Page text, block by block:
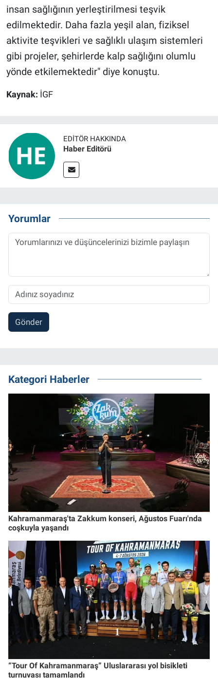
insan sağlığının yerleştirilmesi teşvik
edilmektedir. Daha fazla yeşil alan, fiziksel
aktivite teşvikleri ve sağlıklı ulaşım sistemleri
gibi projeler, şehirlerde kalp sağlığını olumlu
yönde etkilemektedir" diye konuştu.
Kaynak: İGF
EDITÖR HAKKINDA
Haber Editörü
Yorumlar
Gönder
Kategori Haberler
Kahramanmaraş'ta Zakkum konseri, Ağustos Fuarı'nda
coşkuyla yaşandı
“Tour Of Kahramanmaraş” Uluslararası yol bisikleti
turnuvası tamamlandı